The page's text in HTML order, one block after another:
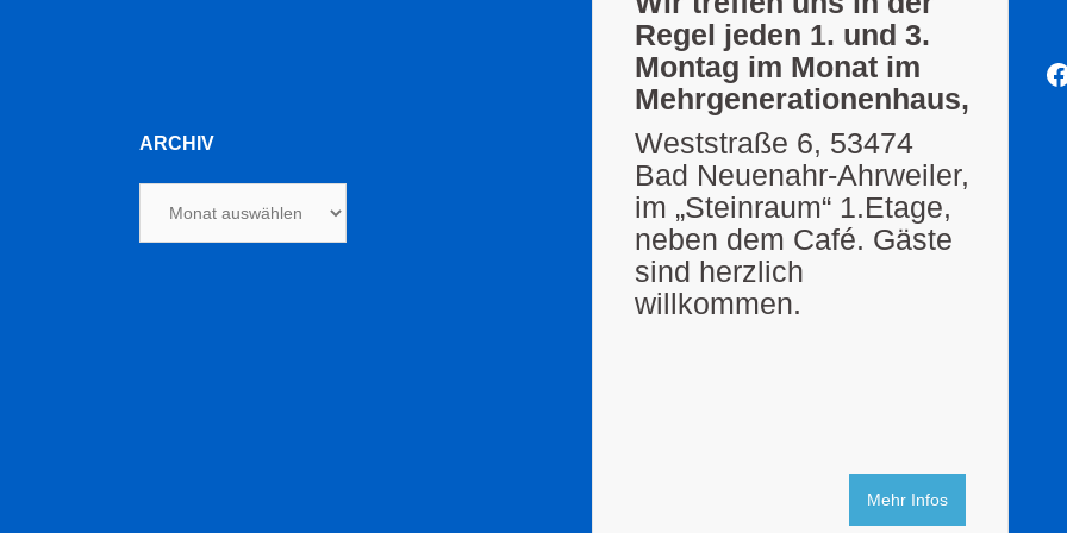
ARCHIV
Regel jeden 1. und 3.
Montag im Monat im
Mehrgenerationenhaus,
Weststraße 6, 53474
Bad Neuenahr-Ahrweiler,
im „Steinraum“ 1.Etage,
neben dem Café. Gäste
sind herzlich
willkommen.
Mehr Infos